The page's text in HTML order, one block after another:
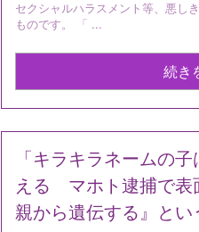
セクシャルハラスメント等、悪し
ものです。 「 ...
続き
「キラキラネームの
える マホト逮捕で表
親から遺伝する』とい